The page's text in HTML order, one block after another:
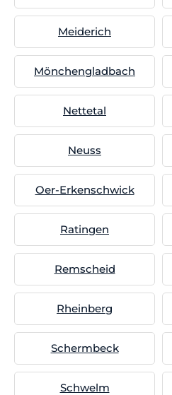
Meiderich
Mönchengladbach
Nettetal
Neuss
Oer-Erkenschwick
Ratingen
Remscheid
Rheinberg
Schermbeck
Schwelm